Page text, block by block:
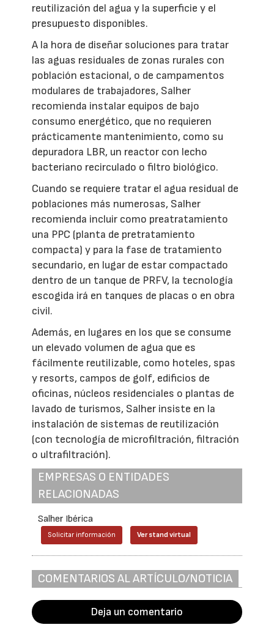
reutilización del agua y la superficie y el
presupuesto disponibles.
A la hora de diseñar soluciones para tratar
las aguas residuales de zonas rurales con
población estacional, o de campamentos
modulares de trabajadores, Salher
recomienda instalar equipos de bajo
consumo energético, que no requieren
prácticamente mantenimiento, como su
depuradora LBR, un reactor con lecho
bacteriano recirculado o filtro biológico.
Cuando se requiere tratar el agua residual de
poblaciones más numerosas, Salher
recomienda incluir como preatratamiento
una PPC (planta de pretratamiento
compacta) y para la fase de tratamiento
secundario, en lugar de estar compactado
dentro de un tanque de PRFV, la tecnología
escogida irá en tanques de placas o en obra
civil.
Además, en lugares en los que se consume
un elevado volumen de agua que es
fácilmente reutilizable, como hoteles, spas
y resorts, campos de golf, edificios de
oficinas, núcleos residenciales o plantas de
lavado de turismos, Salher insiste en la
instalación de sistemas de reutilización
(con tecnología de microfiltración, filtración
o ultrafiltración).
EMPRESAS O ENTIDADES
RELACIONADAS
Salher Ibérica
Solicitar información Ver stand virtual
COMENTARIOS AL ARTÍCULO/NOTICIA
Deja un comentario